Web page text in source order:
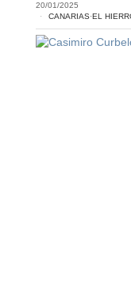
20/01/2025
CANARIAS·EL